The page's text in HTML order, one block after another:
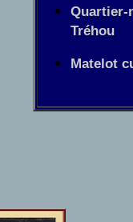
Quartier-
Tréhou
Matelot